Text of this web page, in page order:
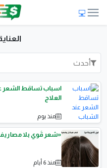
أحدث
اسباب تساقط الشعر
العلاج
منذ يوم
«شعر قَوي بلا مصاريف:
منذ 6 أيام